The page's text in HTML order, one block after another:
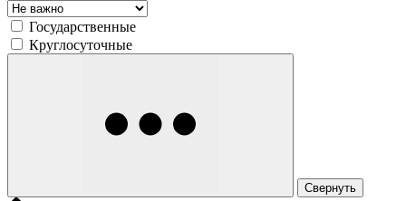
Государственные
Круглосуточные
Свернуть